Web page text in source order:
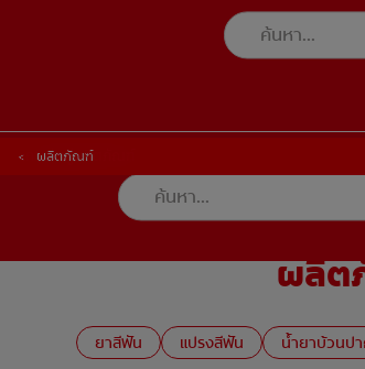
การจับคู่ผลิตภัณฑ์
ผลิตภัณฑ์
ผลิต
ยาสีฟัน แปรงสีฟัน น้ำยาบ้วนป